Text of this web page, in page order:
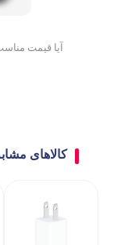
آیا قیمت
کالاهای